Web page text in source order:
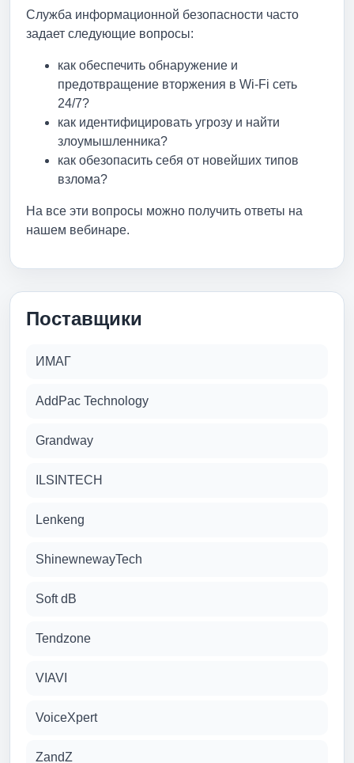
Служба информационной безопасности часто
задает следующие вопросы:
как обеспечить обнаружение и
предотвращение вторжения в Wi-Fi сеть
24/7?
как идентифицировать угрозу и найти
злоумышленника?
как обезопасить себя от новейших типов
взлома?
На все эти вопросы можно получить ответы на
нашем вебинаре.
Поставщики
ИМАГ
AddPac Technology
Grandway
ILSINTECH
Lenkeng
ShinewnewayTech
Soft dB
Tendzone
VIAVI
VoiceXpert
ZandZ